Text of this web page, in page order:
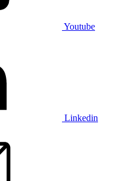
Youtube
Linkedin